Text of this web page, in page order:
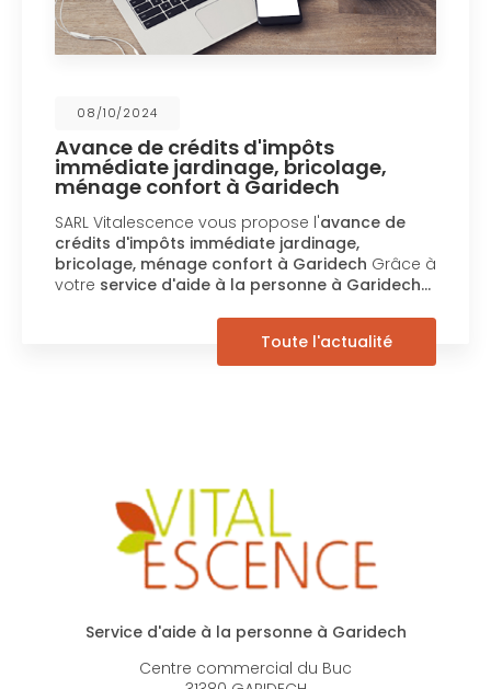
08/10/2024
Avance de crédits d'impôts
immédiate jardinage, bricolage,
ménage confort à Garidech
SARL Vitalescence vous propose l'avance de
crédits d'impôts immédiate jardinage,
bricolage, ménage confort à GaridechGrâce à
votreservice d'aide à la personne à Garidech…
Toute l'actualité
Service d'aide à la personne à Garidech
Centre commercial du Buc